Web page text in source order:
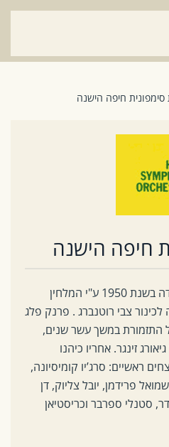
סימפונית חיפה הישנה
חיפה הישנה
תזמורת סימפונית חיפה נוסדה בשנת 1950 ע"י המלחין
צבי רוטנברג . פרנק פלג
התזמורת במשך עשר שנים,
זינגר. אחריו כיהנו
ראשיים: סרג’יו קומיסיונה,
פרידמן, יובל צליוק, דן
סטנלי ספרבר וכריסטיאן